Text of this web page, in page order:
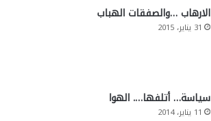
الارهاب …والصفقات الهباب
31 يناير، 2015
سياسة… أتلفها…. الهوا
11 يناير، 2014